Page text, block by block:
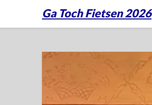
Ga Toch Fietsen 2026